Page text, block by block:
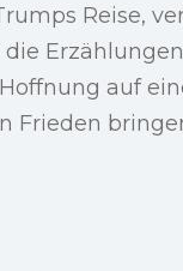
Reise,
auf
Frieden